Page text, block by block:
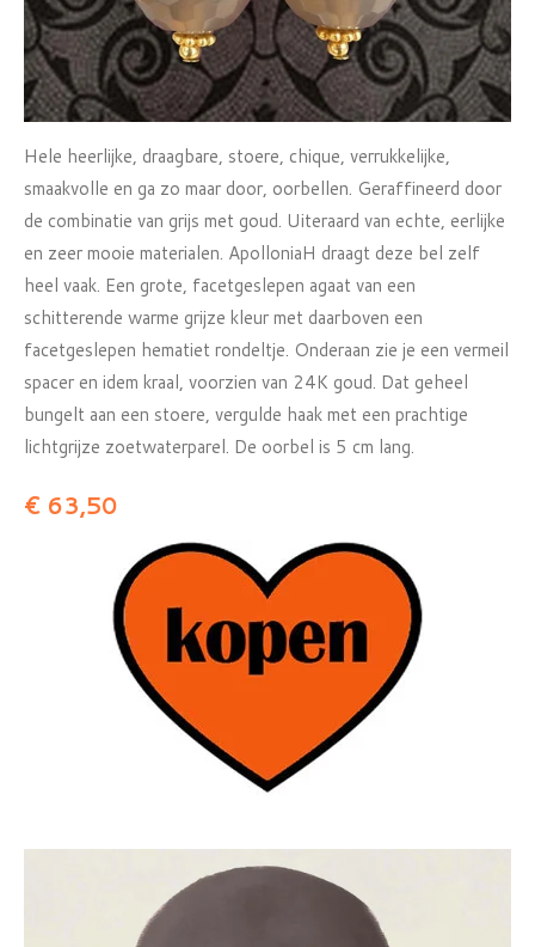
Hele heerlijke, draagbare, stoere, chique, verrukkelijke,
smaakvolle en ga zo maar door, oorbellen. Geraffineerd door
de combinatie van grijs met goud. Uiteraard van echte, eerlijke
en zeer mooie materialen. ApolloniaH draagt deze bel zelf
heel vaak. Een grote, facetgeslepen agaat van een
schitterende warme grijze kleur met daarboven een
facetgeslepen hematiet rondeltje. Onderaan zie je een vermeil
spacer en idem kraal, voorzien van 24K goud. Dat geheel
bungelt aan een stoere, vergulde haak met een prachtige
lichtgrijze zoetwaterparel. De oorbel is 5 cm lang.
€ 63,50